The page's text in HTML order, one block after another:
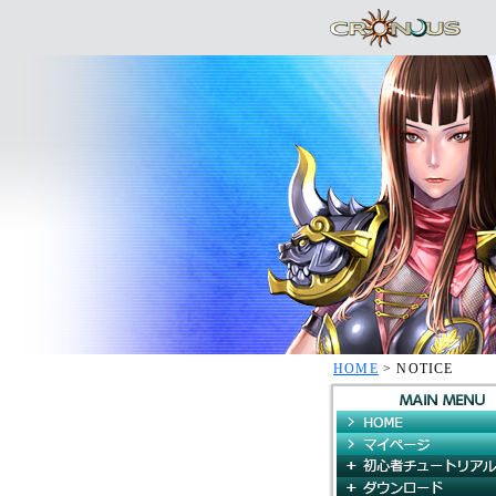
HOME > NOTICE